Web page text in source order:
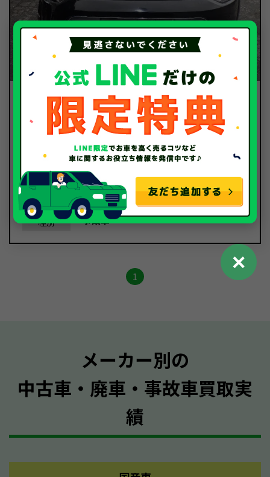
買取金額28.7万円
メーカー 三菱
車種 アウトランダーPHEV
平成25年/2013年
走行距離 174,451Km
種別 事故車
1
メーカー別の
中古車・廃車・事故車買取実
績
✕